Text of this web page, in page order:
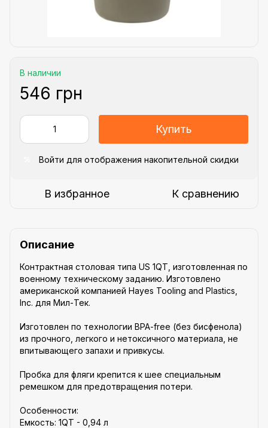
В наличии
546 грн
Купить
Войти для отображения накопительной скидки
В избранное К сравнению
Описание
Контрактная столовая типа US 1QT, изготовленная по
военному техническому заданию. Изготовлено
американской компанией Hayes Tooling and Plastics,
Inc. для Мил-Тек.
Изготовлен по технологии BPA-free (без бисфенола)
из прочного, легкого и нетоксичного материала, не
впитывающего запахи и привкусы.
Пробка для фляги крепится к шее специальным
ремешком для предотвращения потери.
Особенности:
Емкость: 1QT - 0,94 л